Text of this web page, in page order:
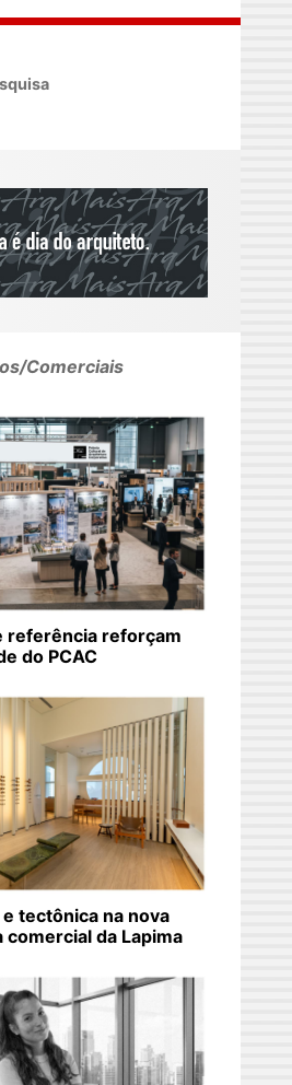
Comerciais
referência reforçam
do PCAC
tectônica na nova
da Lapima